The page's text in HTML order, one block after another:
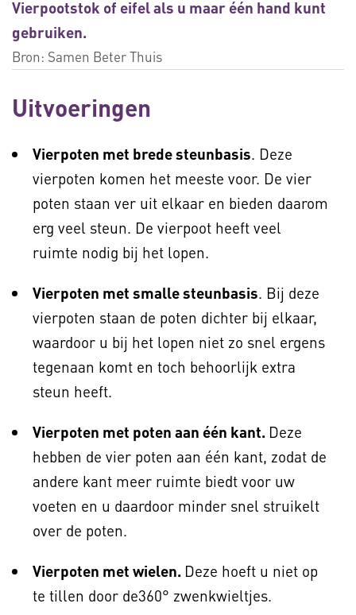
Vierpootstok of eifel als u maar één hand kunt
gebruiken.
Bron: Samen Beter Thuis
Uitvoeringen
Vierpoten met brede steunbasis. Deze
vierpoten komen het meeste voor. De vier
poten staan ver uit elkaar en bieden daarom
erg veel steun. De vierpoot heeft veel
ruimte nodig bij het lopen.
Vierpoten met smalle steunbasis. Bij deze
vierpoten staan de poten dichter bij elkaar,
waardoor u bij het lopen niet zo snel ergens
tegenaan komt en toch behoorlijk extra
steun heeft.
Vierpoten met poten aan één kant. Deze
hebben de vier poten aan één kant, zodat de
andere kant meer ruimte biedt voor uw
voeten en u daardoor minder snel struikelt
over de poten.
Vierpoten met wielen. Deze hoeft u niet op
te tillen door de360° zwenkwieltjes.